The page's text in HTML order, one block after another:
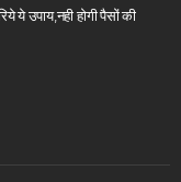
उपाय,नही होगी पैसों की